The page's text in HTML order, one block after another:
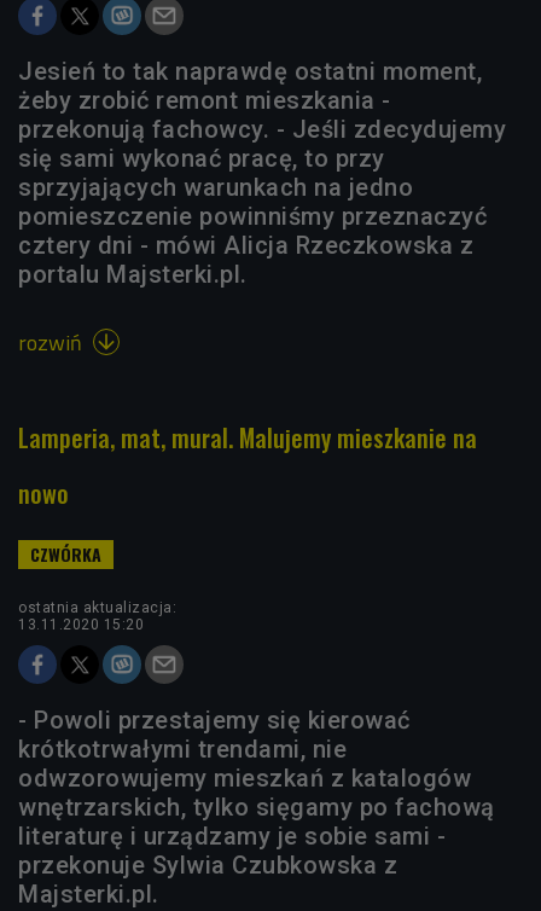
Jesień to tak naprawdę ostatni moment,
żeby zrobić remont mieszkania -
przekonują fachowcy. - Jeśli zdecydujemy
się sami wykonać pracę, to przy
sprzyjających warunkach na jedno
pomieszczenie powinniśmy przeznaczyć
cztery dni - mówi Alicja Rzeczkowska z
portalu Majsterki.pl.
rozwiń 
Lamperia, mat, mural. Malujemy mieszkanie na
nowo
ostatnia aktualizacja:
13.11.2020 15:20
- Powoli przestajemy się kierować
krótkotrwałymi trendami, nie
odwzorowujemy mieszkań z katalogów
wnętrzarskich, tylko sięgamy po fachową
literaturę i urządzamy je sobie sami -
przekonuje Sylwia Czubkowska z
Majsterki.pl.